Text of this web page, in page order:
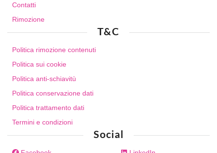
Contatti
Rimozione
T&C
Politica rimozione contenuti
Politica sui cookie
Politica anti-schiavitù
Politica conservazione dati
Politica trattamento dati
Termini e condizioni
Social